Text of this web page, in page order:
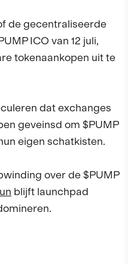
de gecentraliseerde
ICO van 12 juli,
tokenaankopen uit te
dat exchanges
geveinsd om $PUMP
eigen schatkisten.
over de $PUMP
blijft launchpad